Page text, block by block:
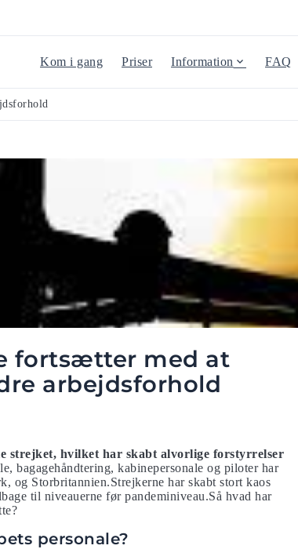
Kom i gang Priser Information FAQ
fortsætter med at
arbejdsforhold
strejket, hvilket har skabt alvorlige forstyrrelser
bagagehåndtering, kabinepersonale og piloter har
og Storbritannien.Strejkerne har skabt stort kaos
til niveauerne før pandeminiveau.Så hvad har
personale?